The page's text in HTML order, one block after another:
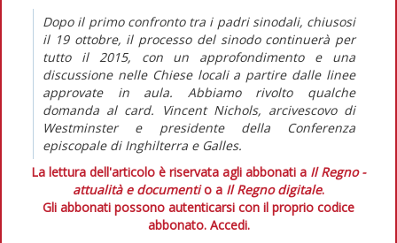
Dopo il primo confronto tra i padri sinodali, chiusosi
il 19 ottobre, il processo del sinodo continuerà per
tutto il 2015, con un approfondimento e una
discussione nelle Chiese locali a partire dalle linee
approvate in aula. Abbiamo rivolto qualche
domanda al card. Vincent Nichols, arcivescovo di
Westminster e presidente della Conferenza
episcopale di Inghilterra e Galles.
La lettura dell'articolo è riservata agli abbonati a Il Regno -
attualità e documentio a Il Regno digitale.
Gli abbonati possono autenticarsi con il proprio codice
abbonato. Accedi.